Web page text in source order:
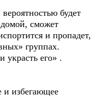
будет
сможет
и пропадет,
группах.
его» .
и избегающее